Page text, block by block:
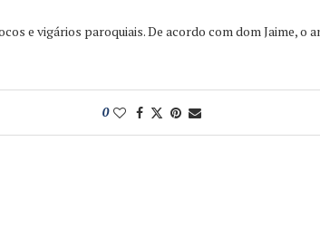
e vigários paroquiais. De acordo com dom Jaime, o
0